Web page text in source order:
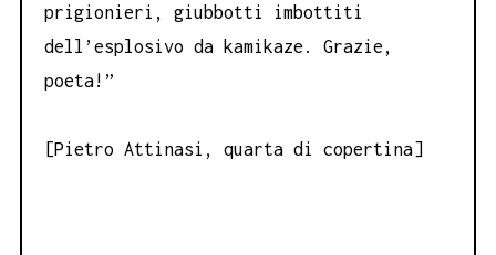
prigionieri, giubbotti imbottiti
dell’esplosivo da kamikaze. Grazie,
poeta!”
[Pietro Attinasi, quarta di copertina]